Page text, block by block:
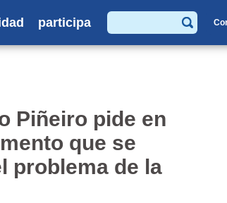
participa
Buscar
Piñeiro pide en
que se
problema de la